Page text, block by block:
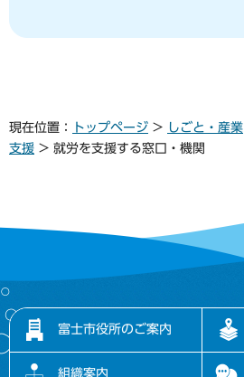
現在位置： トップページ > しごと・産業
支援 > 就労を支援する窓口・機関
富士市役所のご案内
組織案内